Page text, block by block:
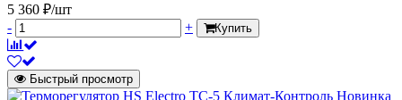
5 360 ₽/шт
-
+ Купить
Быстрый просмотр
Новинка